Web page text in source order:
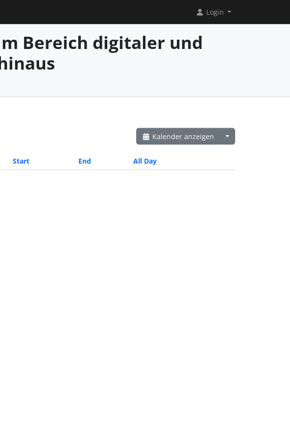
Login
Bereich digitaler und
Kalender anzeigen
Start End All Day